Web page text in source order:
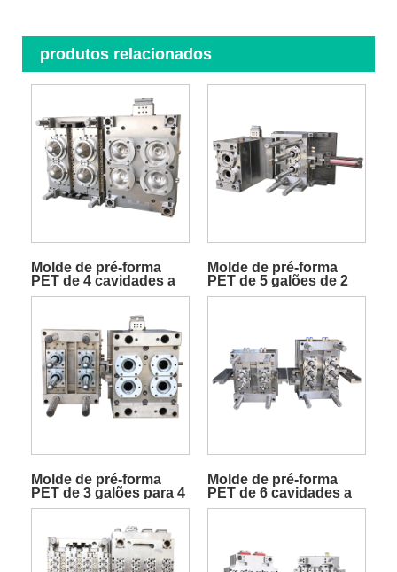
produtos relacionados
Molde de pré-forma
PET de 4 cavidades a
quente
Molde de pré-forma
PET de 5 galões de 2
cavidades a quente
Molde de pré-forma
PET de 3 galões para 4
cavidades a quente
Molde de pré-forma
PET de 6 cavidades a
quente com porta